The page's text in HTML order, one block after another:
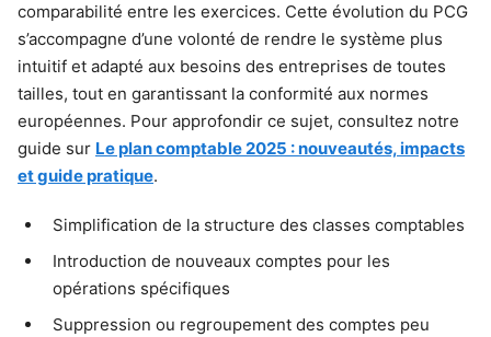
comparabilité entre les exercices. Cette évolution du PCG
s’accompagne d’une volonté de rendre le système plus
intuitif et adapté aux besoins des entreprises de toutes
tailles, tout en garantissant la conformité aux normes
européennes. Pour approfondir ce sujet, consultez notre
guide sur Le plan comptable 2025 : nouveautés, impacts
et guide pratique.
Simplification de la structure des classes comptables
Introduction de nouveaux comptes pour les
opérations spécifiques
Suppression ou regroupement des comptes peu